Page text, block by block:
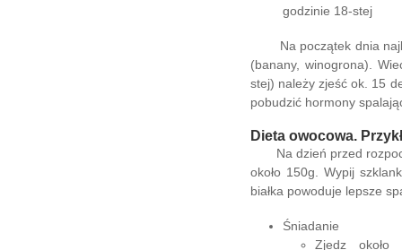
godzinie 18-stej
Na początek dnia
(banany, winogrona).
stej) należy zjeść ok. 15
pobudzić hormony
Dieta owocowa.
Na dzień przed
około 150g. Wypij
białka powoduje lepsze
Śniadanie
Zjedz